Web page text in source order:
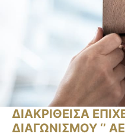
ΔΙΑΚΡΙΘΕΙΣΑ
ΔΙΑΓΩΝΙΣΜΟΥ ‘’